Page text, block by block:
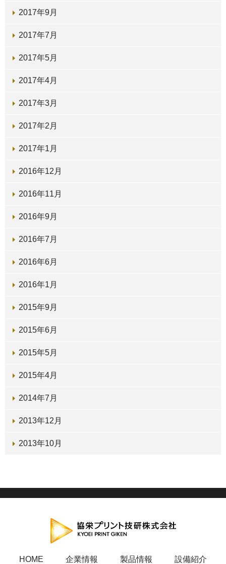
2017年9月
2017年7月
2017年5月
2017年4月
2017年3月
2017年2月
2017年1月
2016年12月
2016年11月
2016年9月
2016年7月
2016年6月
2016年1月
2015年9月
2015年6月
2015年5月
2015年4月
2014年7月
2013年12月
2013年10月
HOME 企業情報 製品情報 設備紹介